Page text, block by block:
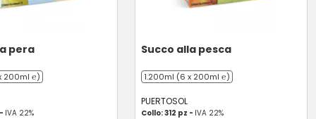
pera
200ml ℮)
IVA 22%
Succo alla pesca
1.200ml (6 x 200ml ℮)
PUERTOSOL
Collo: 312 pz - IVA 22%